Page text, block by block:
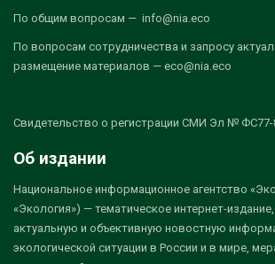
По общим вопросам — info@nia.eco
По вопросам сотрудничества и запросу
размещение материалов — eco@nia.eco
Свидетельство о регистрации СМИ Эл № ФС77-
Об издании
Национальное информационное агентство
«Экология») — тематическое интернет-
актуальную и объективную новостную
экологической ситуации в России и в мире,